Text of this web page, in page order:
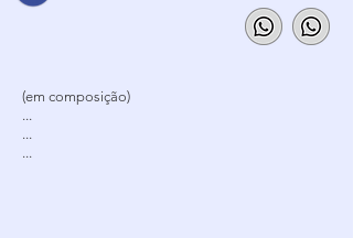
(em composição)
...
...
...